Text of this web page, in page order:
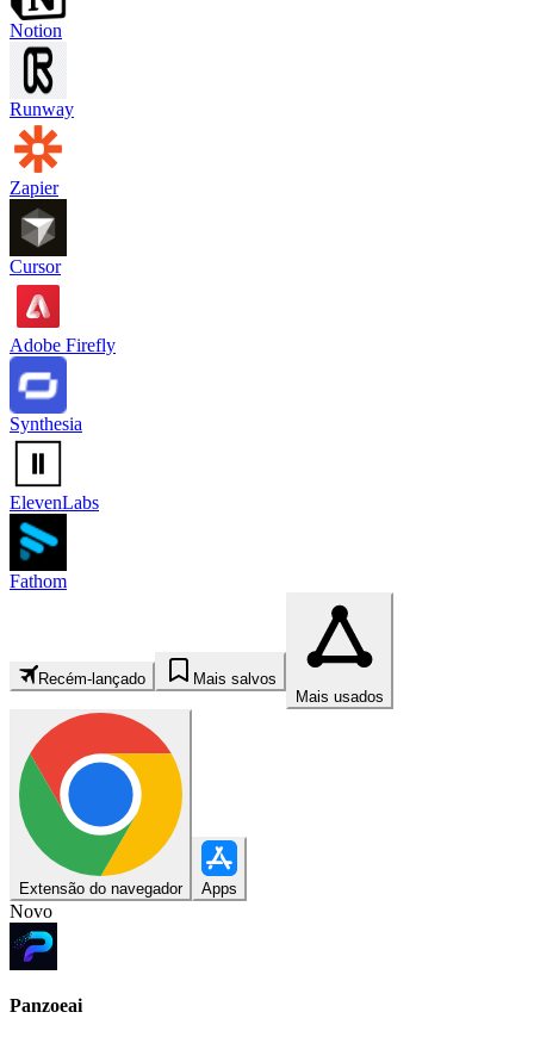
Notion
Runway
Zapier
Cursor
Adobe Firefly
Synthesia
ElevenLabs
Fathom
Recém-lançado
Mais salvos
Mais usados
Extensão do navegador Apps
Novo
Panzoeai